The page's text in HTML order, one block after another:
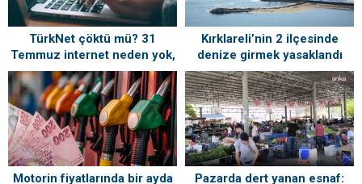
TürkNet çöktü mü? 31
Temmuz internet neden yok,
ne zaman gelecek?
Kırklareli’nin 2 ilçesinde
denize girmek yasaklandı
Motorin fiyatlarında bir ayda
Pazarda dert yanan esnaf: